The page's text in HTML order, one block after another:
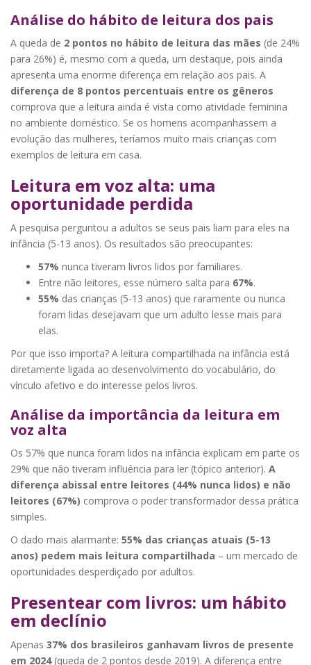
Análise do hábito de leitura dos pais
A queda de 2 pontos no hábito de leitura das mães (de 24%
para 26%) é, mesmo com a queda, um destaque, pois ainda
apresenta uma enorme diferença em relação aos pais. A
diferença de 8 pontos percentuais entre os gêneros
comprova que a leitura ainda é vista como atividade feminina
no ambiente doméstico. Se os homens acompanhassem a
evolução das mulheres, teríamos muito mais crianças com
exemplos de leitura em casa.
Leitura em voz alta: uma
oportunidade perdida
A pesquisa perguntou a adultos se seus pais liam para eles na
infância (5-13 anos). Os resultados são preocupantes:
57% nunca tiveram livros lidos por familiares.
Entre não leitores, esse número salta para 67%.
55% das crianças (5-13 anos) que raramente ou nunca
foram lidas desejavam que um adulto lesse mais para
elas.
Por que isso importa? A leitura compartilhada na infância está
diretamente ligada ao desenvolvimento do vocabulário, do
vínculo afetivo e do interesse pelos livros.
Análise da importância da leitura em
voz alta
Os 57% que nunca foram lidos na infância explicam em parte os
29% que não tiveram influência para ler (tópico anterior). A
diferença abissal entre leitores (44% nunca lidos) e não
leitores (67%) comprova o poder transformador dessa prática
simples.
O dado mais alarmante: 55% das crianças atuais (5-13
anos) pedem mais leitura compartilhada – um mercado de
oportunidades desperdiçado por adultos.
Presentear com livros: um hábito
em declínio
Apenas 37% dos brasileiros ganhavam livros de presente
em 2024(queda de 2 pontos desde 2019). A diferença entre